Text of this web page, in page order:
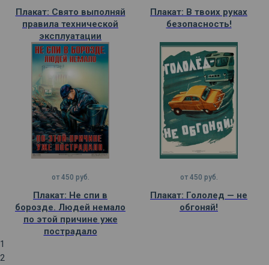
Плакат: Свято выполняй
правила технической
эксплуатации
Плакат: В твоих руках
безопасность!
от 450 руб.
Плакат: Не спи в
борозде. Людей немало
по этой причине уже
пострадало
от 450 руб.
Плакат: Гололед — не
обгоняй!
1
2